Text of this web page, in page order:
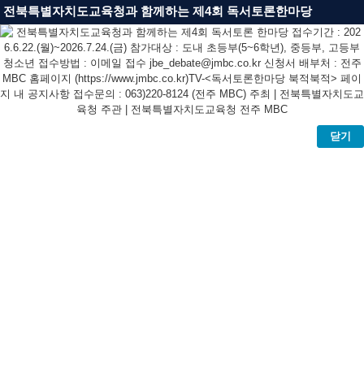
전북특별자치도교육청과 함께하는 제4회 독서토론한마당
닫기